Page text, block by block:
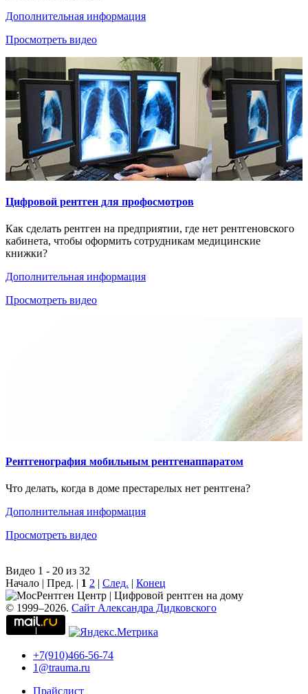
Дополнительная информация
Просмотреть видео
Цифровой рентген для профосмотров
Как сделать рентген на предприятии, где нет рентгеновского
кабинета, чтобы оформить сотрудникам медицинские
книжки?
Дополнительная информация
Просмотреть видео
Рентгенография мобильным рентгенаппаратом
Что делать, когда в доме престарелых нет рентгена?
Дополнительная информация
Просмотреть видео
Видео 1 - 20 из 32
Начало | Пред. | 1 2 | След. | Конец
© 1999–2026. Сайт Александра Дидковского
+7(910)466-56-74
1@trauma.ru
Прайслист